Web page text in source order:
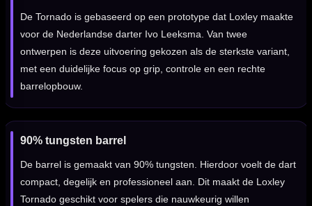
De Tornado is gebaseerd op een prototype dat Loxley maakte
voor de Nederlandse darter Ivo Leeksma. Van twee
ontwerpen is deze uitvoering gekozen als de sterkste variant,
met een duidelijke focus op grip, controle en een rechte
barrelopbouw.
90% tungsten barrel
De barrel is gemaakt van 90% tungsten. Hierdoor voelt de dart
compact, degelijk en professioneel aan. Dit maakt de Loxley
Tornado geschikt voor spelers die nauwkeurig willen